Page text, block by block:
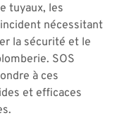
tuyaux, les
nécessitant
la sécurité et le
SOS
à ces
et efficaces